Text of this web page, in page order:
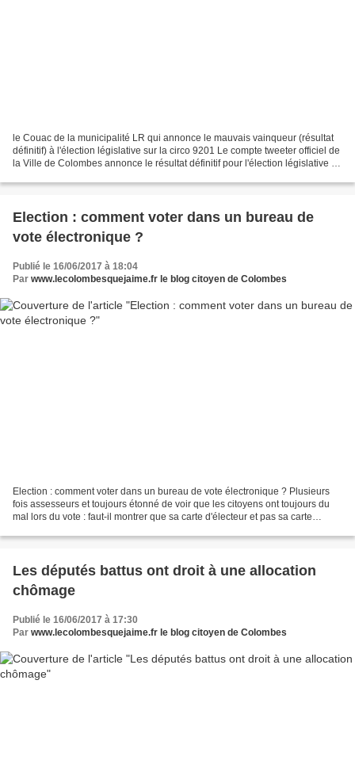
le Couac de la municipalité LR qui annonce le mauvais vainqueur (résultat
définitif) à l'élection législative sur la circo 9201 Le compte tweeter officiel de
la Ville de Colombes annonce le résultat définitif pour l'élection législative en
Election : comment voter dans un bureau de
vote électronique ?
Publié le 16/06/2017 à 18:04
Par www.lecolombesquejaime.fr le blog citoyen de Colombes
Election : comment voter dans un bureau de vote électronique ? Plusieurs
fois assesseurs et toujours étonné de voir que les citoyens ont toujours du
mal lors du vote : faut-il montrer que sa carte d'électeur et pas sa carte
Les députés battus ont droit à une allocation
chômage
Publié le 16/06/2017 à 17:30
Par www.lecolombesquejaime.fr le blog citoyen de Colombes